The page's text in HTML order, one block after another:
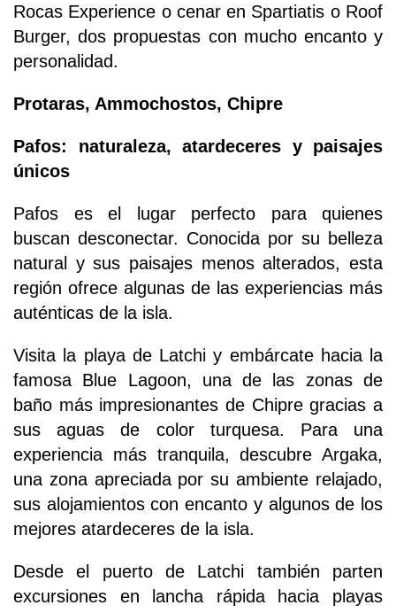
Rocas Experience o cenar en Spartiatis o Roof
Burger, dos propuestas con mucho encanto y
personalidad.
Protaras, Ammochostos, Chipre
Pafos: naturaleza, atardeceres y paisajes
únicos
Pafos es el lugar perfecto para quienes
buscan desconectar. Conocida por su belleza
natural y sus paisajes menos alterados, esta
región ofrece algunas de las experiencias más
auténticas de la isla.
Visita la playa de Latchi y embárcate hacia la
famosa Blue Lagoon, una de las zonas de
baño más impresionantes de Chipre gracias a
sus aguas de color turquesa. Para una
experiencia más tranquila, descubre Argaka,
una zona apreciada por su ambiente relajado,
sus alojamientos con encanto y algunos de los
mejores atardeceres de la isla.
Desde el puerto de Latchi también parten
excursiones en lancha rápida hacia playas